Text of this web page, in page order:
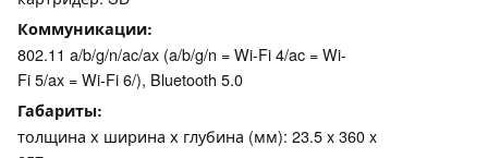
Коммуникации
802.11 a/b/g/n/ac/ax (a/b/g/n = Wi-Fi 4/ac = Wi-
Fi 5/ax = Wi-Fi 6/), Bluetooth 5.0
Габариты
толщина х ширина х глубина (мм): 23.5 x 360 x